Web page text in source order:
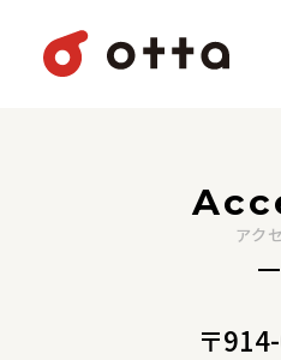
アク
〒